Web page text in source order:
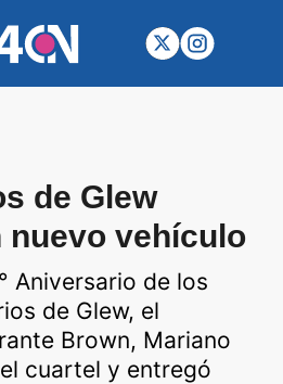
de Glew
nuevo vehículo
Aniversario de los
de Glew, el
Brown, Mariano
cuartel y entregó